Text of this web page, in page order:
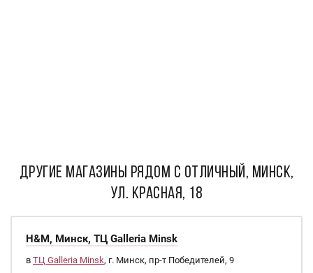
ДРУГИЕ МАГАЗИНЫ РЯДОМ С Отличный, Минск,
ул. Красная, 18
H&M, Минск, ТЦ Galleria Minsk
в ТЦ Galleria Minsk, г. Минск, пр-т Победителей, 9